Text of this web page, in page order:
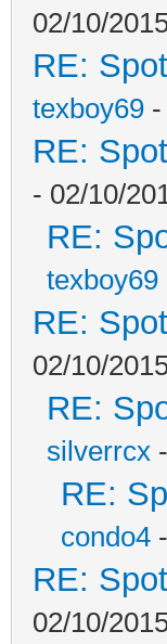
02/10/
RE:
texboy69
RE:
- 02/10/
RE:
texboy69
RE:
02/10/
RE:
silverrcx
RE:
condo4
RE:
02/10/